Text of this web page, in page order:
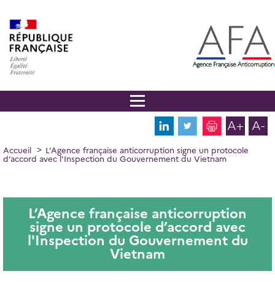
contenu
principal
A+ A-
FIL
Accueil
L’Agence française anticorruption signe un protocole
d’accord avec l'Inspection du Gouvernement du Vietnam
L’Agence française anticorruption
signe un protocole d’accord avec
l'Inspection du Gouvernement du
Vietnam